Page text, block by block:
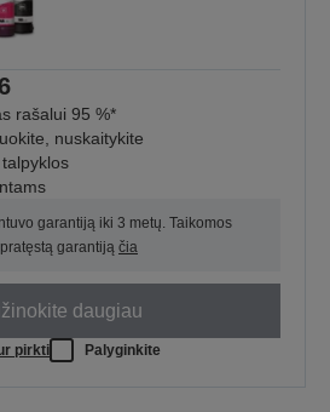
rašalui 95 %*
nuskaitykite
garantiją iki 3 metų. Taikomos
garantiją čia
daugiau
pirkti Palyginkite